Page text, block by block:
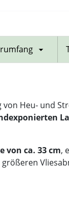
von Heu- und
von ca. 33 cm,